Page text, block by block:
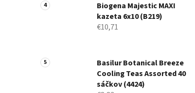
Biogena Majestic MAXI
kazeta 6x10 (B219)
€10,71
Basilur Botanical Breeze
Cooling Teas Assorted 40
sáčkov (4424)